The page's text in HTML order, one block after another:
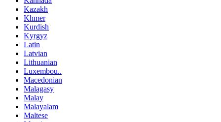
Kazakh
Khmer
Kurdish
Kyrgyz
Latin
Latvian
Lithuanian
Luxembou..
Macedonian
Malagasy
Malay
Malayalam
Maltese